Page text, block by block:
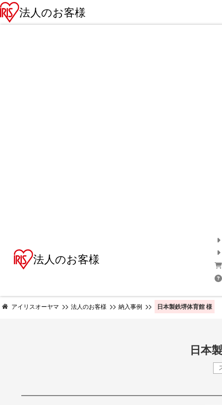
法人のお客様
法人のお客様
アイリスオーヤマ 法人のお客様 納入事例 日本製鉄堺体育館 様
日本